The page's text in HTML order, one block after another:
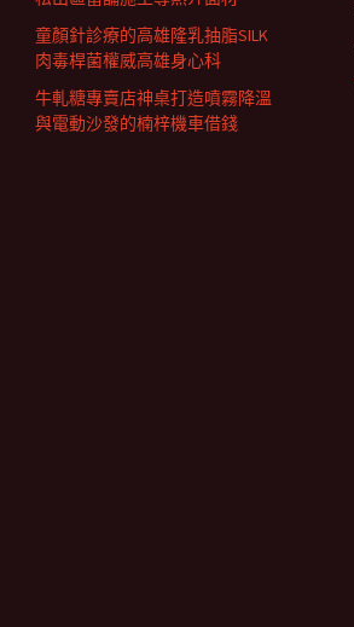
童顏針診療的高雄隆乳抽脂SILK
肉毒桿菌權威高雄身心科
牛軋糖專賣店神桌打造噴霧降溫
與電動沙發的楠梓機車借錢